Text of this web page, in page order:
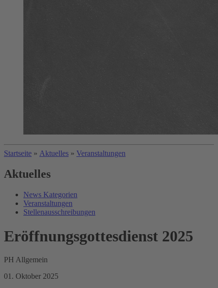
Startseite » Aktuelles » Veranstaltungen
Aktuelles
News Kategorien
Veranstaltungen
Stellenausschreibungen
Eröffnungsgottesdienst 2025
PH Allgemein
01. Oktober 2025